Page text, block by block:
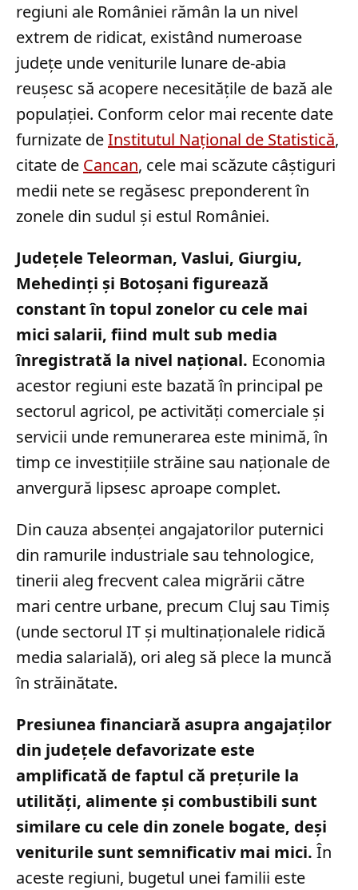
regiuni ale României rămân la un nivel
extrem de ridicat, existând numeroase
județe unde veniturile lunare de-abia
reușesc să acopere necesitățile de bază ale
populației. Conform celor mai recente date
furnizate deInstitutul Național de Statistică,
citate de Cancan, cele mai scăzute câștiguri
medii nete se regăsesc preponderent în
zonele din sudul și estul României.
Județele Teleorman, Vaslui, Giurgiu,
Mehedinți și Botoșani figurează
constant în topul zonelor cu cele mai
mici salarii, fiind mult sub media
înregistrată la nivel național. Economia
acestor regiuni este bazată în principal pe
sectorul agricol, pe activități comerciale și
servicii unde remunerarea este minimă, în
timp ce investițiile străine sau naționale de
anvergură lipsesc aproape complet.
Din cauza absenței angajatorilor puternici
din ramurile industriale sau tehnologice,
tinerii aleg frecvent calea migrării către
mari centre urbane, precum Cluj sau Timiș
(unde sectorul IT și multinaționalele ridică
media salarială), ori aleg să plece la muncă
în străinătate.
Presiunea financiară asupra angajaților
din județele defavorizate este
amplificată de faptul că prețurile la
utilități, alimente și combustibili sunt
similare cu cele din zonele bogate, deși
veniturile sunt semnificativ mai mici. În
aceste regiuni, bugetul unei familii este